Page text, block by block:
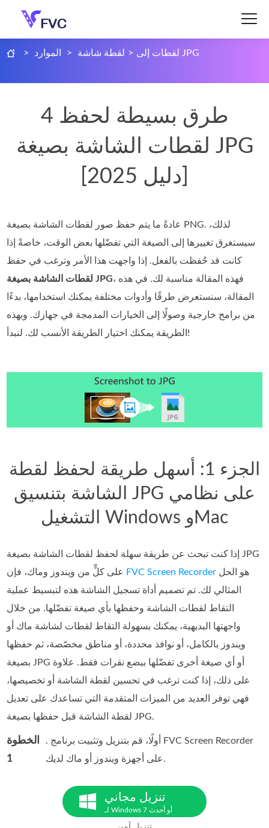
> الموارد > لقطة شاشة > لقطات إلى JPG
4 طرق بسيطة لحفظ
لقطات الشاشة بصيغة JPG
عادةً ما يتم حفظ صور لقطات الشاشة بصيغة PNG. لذلك،
سيستغرق تغييرها إلى الصيغة التي تفضّلها بعض الوقت، خاصةً إذا
كانت قد حُفظت بالفعل. إذا واجهت هذا الأمر وترغب في حفظ
لقطات الشاشة بصيغة JPG، فهذه المقالة مناسبة لك. في هذه
المقالة، سنستعرض طرقًا وأدوات مختلفة يمكنك استخدامها، بدءًا
من برامج خارجية وصولًا إلى الخيارات المدمجة في جهازك. وبهذه
الطريقة يمكنك اختيار الطريقة الأنسب لك. لنبدأ!
الجزء 1: أسهل طريقة لحفظ لقطة
الشاشة بتنسيق JPG على نظامي
التشغيل Windows وMac
إذا كنت تبحث عن طريقة سهلة لحفظ لقطات الشاشة بصيغة JPG
FVC Screen Recorder
المثالي لك. تم تصميم أداة تسجيل الشاشة هذه لتبسيط عملية
التقاط لقطات الشاشة وحفظها بأي صيغة تفضّلها. من خلال
واجهتها البديهية، يمكنك بسهولة التقاط لقطات لشاشة ماك أو
ويندوز بالكامل، أو نوافذ محددة، أو مناطق مخصّصة، ثم حفظها
بصيغة JPG أو أي صيغة أخرى تفضّلها ببضع نقرات فقط. علاوة
على ذلك، إذا كنت ترغب في تحسين لقطة الشاشة أو تخصيصها،
فهي توفر العديد من الميزات المتقدمة التي تساعدك على تعديل
لقطة الشاشة قبل حفظها بصيغة JPG.
الخطوة
1
. أولًا، قم بتنزيل وتثبيت برنامج FVC Screen Recorder
على أجهزة ويندوز أو ماك لديك.
تنزيل مجاني
لـ Windows 7 أو أحدث